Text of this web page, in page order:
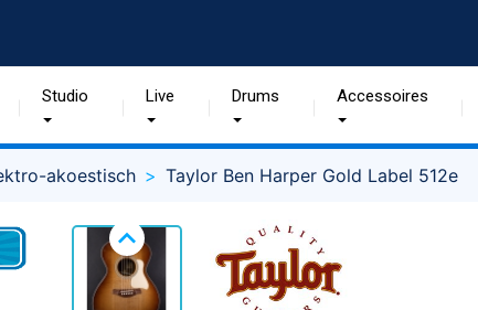
Studio Live Drums Accessoires
akoestisch Taylor Ben Harper Gold Label 512e
